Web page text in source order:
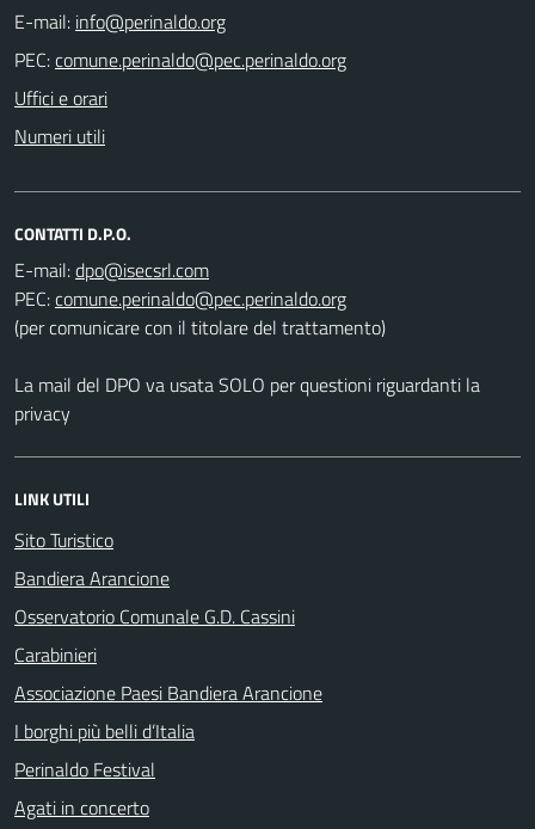
E-mail:
PEC:
Uffici e orari
Numeri utili
CONTATTI D.P.O.
E-mail:
PEC:
(per comunicare con il titolare del trattamento)
La mail del DPO va usata SOLO per questioni riguardanti la
privacy
LINK UTILI
Sito Turistico
Bandiera Arancione
Osservatorio Comunale G.D. Cassini
Carabinieri
Associazione Paesi Bandiera Arancione
I borghi più belli d’Italia
Perinaldo Festival
Agati in concerto